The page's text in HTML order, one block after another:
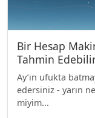
Bir Hesap
Tahmin
Ay’ın ufukta
edersiniz - yarın
miyim...